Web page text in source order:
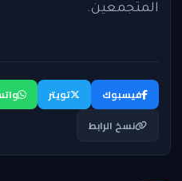
المتجمعين.
فيسبوك تويتر
نسخ الرابط